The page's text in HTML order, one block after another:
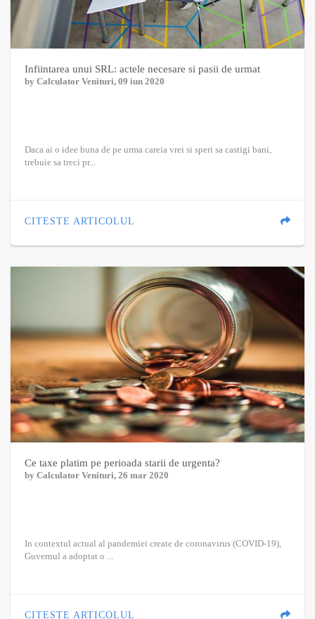
Infiintarea unui SRL: actele necesare si pasii de urmat
by Calculator Venituri, 09 iun 2020
Daca ai o idee buna de pe urma careia vrei si speri sa castigi bani,
trebuie sa treci pr...
CITESTE ARTICOLUL
Ce taxe platim pe perioada starii de urgenta?
by Calculator Venituri, 26 mar 2020
In contextul actual al pandemiei create de coronavirus (COVID-19),
Guvernul a adoptat o ...
CITESTE ARTICOLUL